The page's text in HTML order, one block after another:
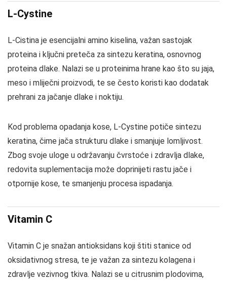
L-Cystine
L-Cistina je esencijalni amino kiselina, važan sastojak
proteina i ključni preteča za sintezu keratina, osnovnog
proteina dlake. Nalazi se u proteinima hrane kao što su jaja,
meso i mliječni proizvodi, te se često koristi kao dodatak
prehrani za jačanje dlake i noktiju.
Kod problema opadanja kose, L-Cystine potiče sintezu
keratina, čime jača strukturu dlake i smanjuje lomljivost.
Zbog svoje uloge u održavanju čvrstoće i zdravlja dlake,
redovita suplementacija može doprinijeti rastu jače i
otpornije kose, te smanjenju procesa ispadanja.
Vitamin C
Vitamin C je snažan antioksidans koji štiti stanice od
oksidativnog stresa, te je važan za sintezu kolagena i
zdravlje vezivnog tkiva. Nalazi se u citrusnim plodovima,